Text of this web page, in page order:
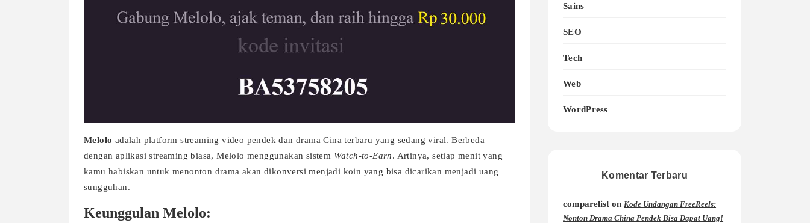
Melolo adalah platform streaming video pendek dan drama Cina terbaru yang sedang viral. Berbeda
dengan aplikasi streaming biasa, Melolo menggunakan sistem Watch-to-Earn. Artinya, setiap menit yang
kamu habiskan untuk menonton drama akan dikonversi menjadi koin yang bisa dicarikan menjadi uang
sungguhan.
Keunggulan Melolo:
Sains
SEO
Tech
Web
WordPress
Komentar Terbaru
comparelist on Kode Undangan FreeReels:
Nonton Drama China Pendek Bisa Dapat Uang!